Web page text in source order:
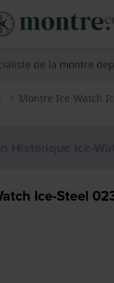
de la montre
Montre Ice-Watch
Ice-Steel